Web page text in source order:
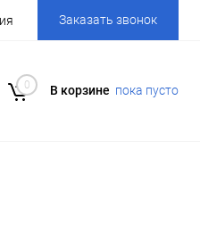
Заказать звонок
0 В корзине пока пусто